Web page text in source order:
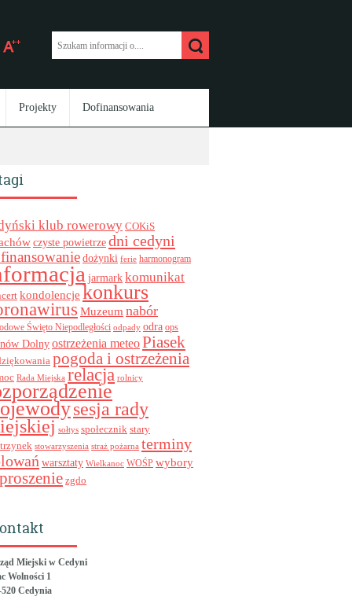
Projekty Dofinansowania
klub rowerowyCOKiS
czyste powietrzedni cedyni
dożynki ferie harmonogram
jarmark komunikat
kondolencje konkurs
Muzeum nabór
Święto Niepodległości odpady odra ops
Dolnyostrzeżenia meteoPiasek
pogoda i ostrzeżenia
Rada Miejska relacja rolnicy
sesja rady
sołtys społecznik stary
stowarzyszenia straż pożarna terminy
warsztaty Wielkanoc WOŚP wybory
zgdo
Miejski w Cedyni
Wolności 1
520 Cedynia